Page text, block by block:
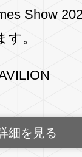
Show
す。
細を見る